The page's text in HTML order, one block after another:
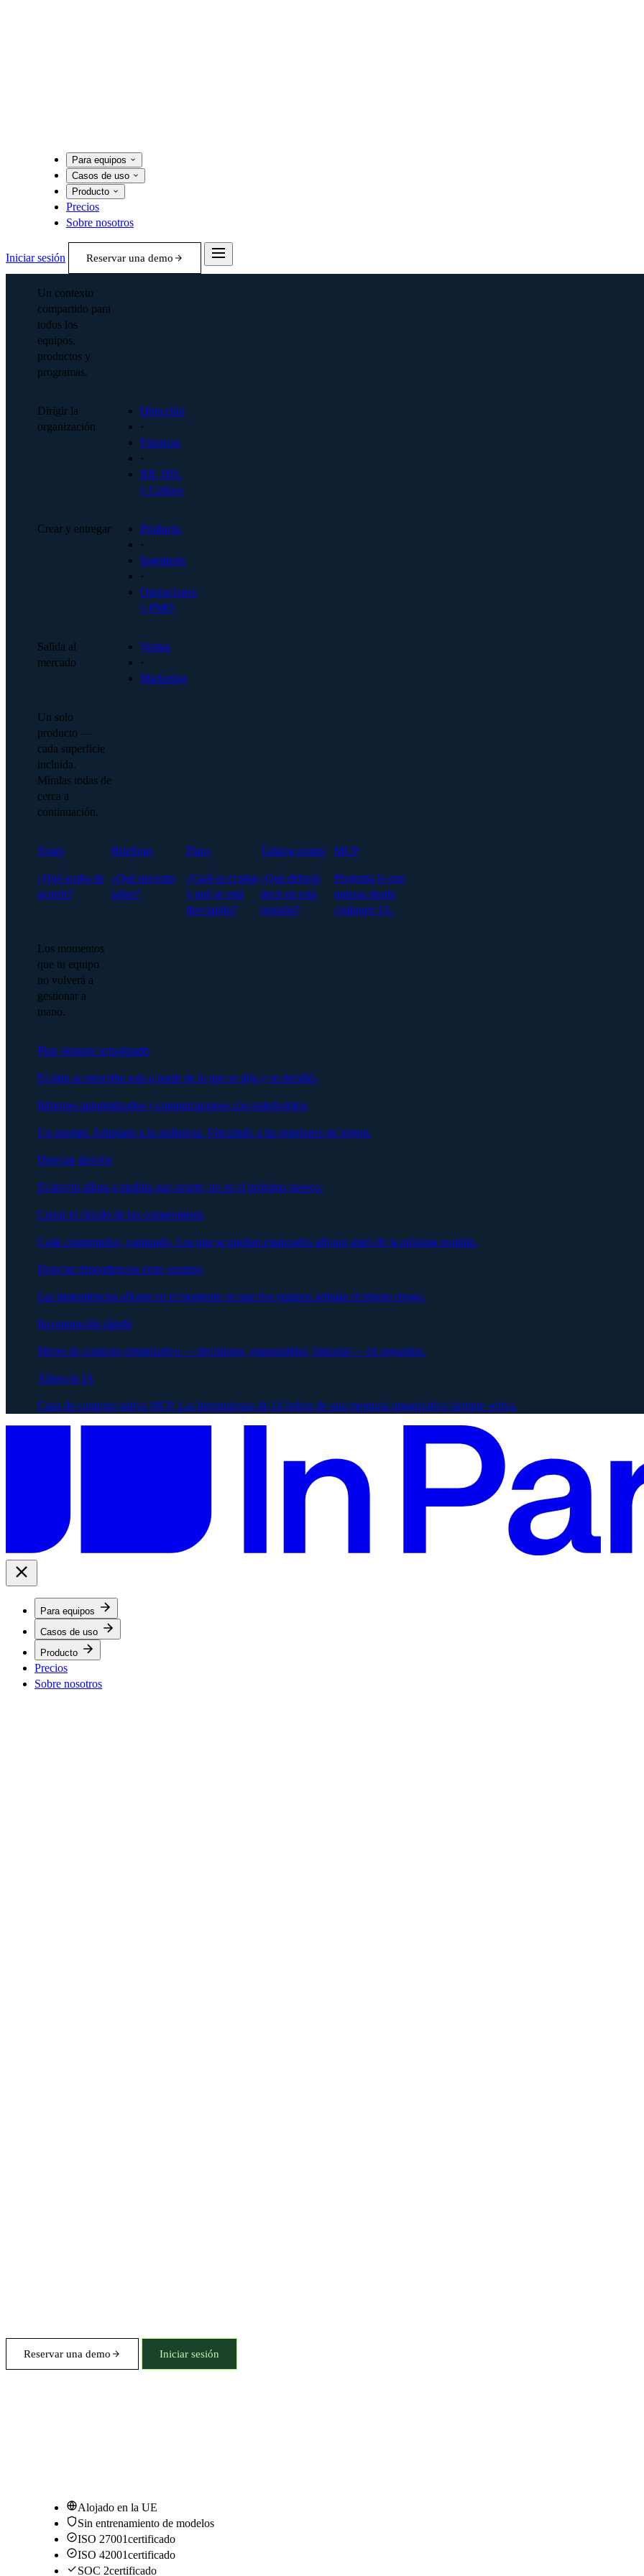
Para equipos
Casos de uso
Producto
Precios
Sobre nosotros
Iniciar sesión Reservar una demo
Un contexto
compartido para
todos los
equipos,
productos y
programas.
Dirigir la
organización
Dirección
·
Finanzas
·
RR. HH.
y Cultura
Crear y entregar
Producto
·
Ingeniería
·
Operaciones
y PMO
Salida al
mercado
Ventas
·
Marketing
Un solo
producto —
cada superficie
incluida.
Míralas todas de
cerca a
continuación.
Notes
¿Qué acaba de
ocurrir?
Briefings
¿Qué necesito
saber?
Plans
¿Cuál es el plan
y qué se está
desviando?
Talking points
¿Qué debería
decir en esta
reunión?
MCP
Pregunta lo que
quieras desde
cualquier IA.
Los momentos
que tu equipo
no volverá a
gestionar a
mano.
Plan siempre actualizado
El plan se reescribe solo a partir de lo que se dijo y se decidió.
Informes automatizados y comunicaciones con stakeholders
Un prompt. Adaptado a la audiencia. Vinculado a las reuniones de origen.
Detectar desvíos
El desvío aflora a medida que ocurre, no en el próximo steerco.
Cerrar el círculo de los compromisos
Cada compromiso, capturado. Los que se quedan estancados afloran antes de la próxima reunión.
Detectar dependencias entre equipos
Las dependencias afloran en el momento en que dos equipos señalan el mismo riesgo.
Incorporación rápida
Meses de contexto organizativo — decisiones, responsables, historial — en segundos.
Alinea tu IA
Capa de contexto nativa MCP. Las herramientas de IA beben de una memoria organizativa siempre activa.
Para equipos
Casos de uso
Producto
Precios
Sobre nosotros
Reservar una demo Iniciar sesión
Alojado en la UE
Sin entrenamiento de modelos
ISO 27001certificado
ISO 42001certificado
SOC 2certificado